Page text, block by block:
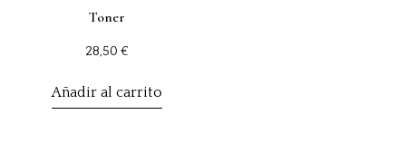
Toner
28,50 €
Añadir al carrito